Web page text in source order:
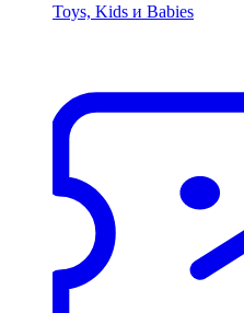
Toys, Kids и Babies